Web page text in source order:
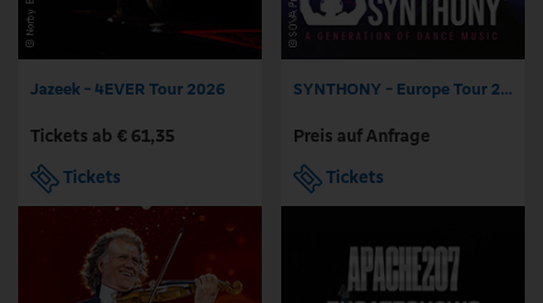
Jazeek - 4EVER Tour 2026
Tickets ab € 61,35
Tickets
SYNTHONY - Europe Tour 2026: A Generation of Dance Music
Preis auf Anfrage
Tickets